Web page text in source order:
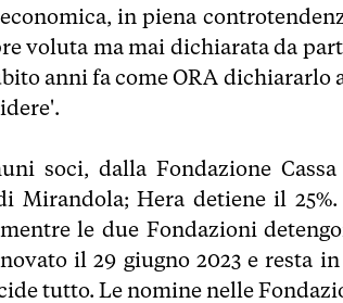
in piena
voluta ma mai dichiarata da
anni fa come ORA dichiararlo
soci, dalla Fondazione
Mirandola; Hera detiene il
le due Fondazioni
il 29 giugno 2023 e resta
tutto. Le nomine nelle